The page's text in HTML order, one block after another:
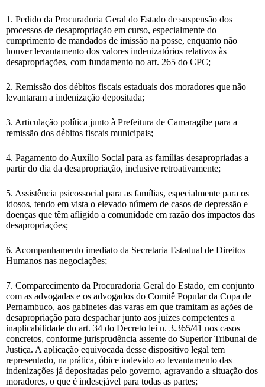
1. Pedido da Procuradoria Geral do Estado de suspensão dos
processos de desapropriação em curso, especialmente do
cumprimento de mandados de imissão na posse, enquanto não
houver levantamento dos valores indenizatórios relativos às
desapropriações, com fundamento no art. 265 do CPC;
2. Remissão dos débitos fiscais estaduais dos moradores que não
levantaram a indenização depositada;
3. Articulação política junto à Prefeitura de Camaragibe para a
remissão dos débitos fiscais municipais;
4. Pagamento do Auxílio Social para as famílias desapropriadas a
partir do dia da desapropriação, inclusive retroativamente;
5. Assistência psicossocial para as famílias, especialmente para os
idosos, tendo em vista o elevado número de casos de depressão e
doenças que têm afligido a comunidade em razão dos impactos das
desapropriações;
6. Acompanhamento imediato da Secretaria Estadual de Direitos
Humanos nas negociações;
7. Comparecimento da Procuradoria Geral do Estado, em conjunto
com as advogadas e os advogados do Comitê Popular da Copa de
Pernambuco, aos gabinetes das varas em que tramitam as ações de
desapropriação para despachar junto aos juízes competentes a
inaplicabilidade do art. 34 do Decreto lei n. 3.365/41 nos casos
concretos, conforme jurisprudência assente do Superior Tribunal de
Justiça. A aplicação equivocada desse dispositivo legal tem
representado, na prática, óbice indevido ao levantamento das
indenizações já depositadas pelo governo, agravando a situação dos
moradores, o que é indesejável para todas as partes;